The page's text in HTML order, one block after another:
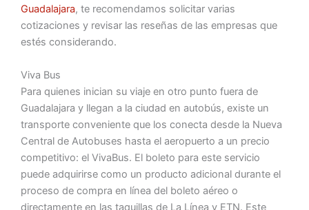
Guadalajara, te recomendamos solicitar varias
cotizaciones y revisar las reseñas de las empresas que
estés considerando.
Viva Bus
Para quienes inician su viaje en otro punto fuera de
Guadalajara y llegan a la ciudad en autobús, existe un
transporte conveniente que los conecta desde la Nueva
Central de Autobuses hasta el aeropuerto a un precio
competitivo: el VivaBus. El boleto para este servicio
puede adquirirse como un producto adicional durante el
proceso de compra en línea del boleto aéreo o
directamente en las taquillas de La Línea y ETN. Este